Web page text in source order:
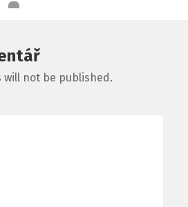
will not be published.